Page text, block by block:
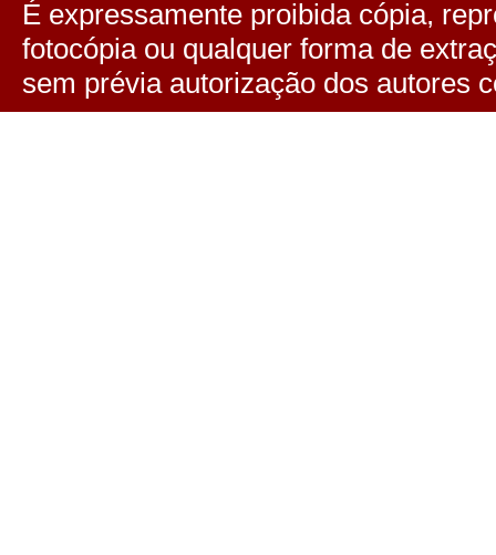
É expressamente proibida cópia,
fotocópia ou qualquer forma de
sem prévia autorização dos autores